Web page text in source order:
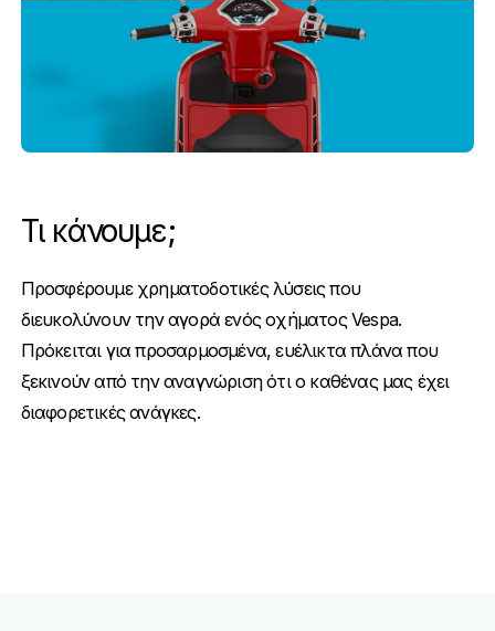
Τι κάνουμε;
Προσφέρουμε χρηματοδοτικές λύσεις που
διευκολύνουν την αγορά ενός οχήματος Vespa.
Πρόκειται για προσαρμοσμένα, ευέλικτα πλάνα που
ξεκινούν από την αναγνώριση ότι ο καθένας μας έχει
διαφορετικές ανάγκες.